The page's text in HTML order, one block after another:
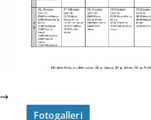
Fotogalleri